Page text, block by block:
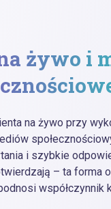
żywo i
na żywo przy
i szybkie
– ta forma
współczynnik